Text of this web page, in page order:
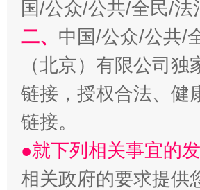
“刷贴”乱象丛生
国/公众/公共/全民/
二、 中国/公众/公共/
（北京）有限公司
链接，授权合法、健
链接。
●就下列相关事宜的
相关政府的要求提供